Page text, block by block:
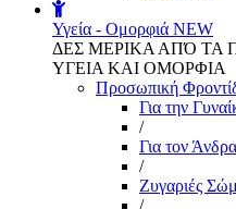
Υγεία - Ομορφιά NEW
ΔΕΣ ΜΕΡΙΚΑ ΑΠΌ ΤΑ
ΥΓΕΙΑ ΚΑΙ ΟΜΟΡΦΙΑ
Προσωπική
Για την
/
Για τον Άνδρα
/
Ζυγαριές
/